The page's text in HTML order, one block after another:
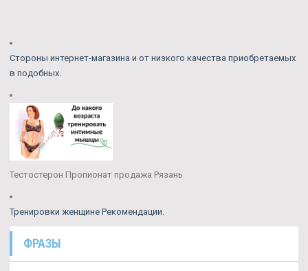
Стороны интернет-магазина и от низкого качества приобретаемых
в подобных.
Тестостерон Пропионат продажа Рязань
Тренировки женщине Рекомендации.
ФРАЗЫ